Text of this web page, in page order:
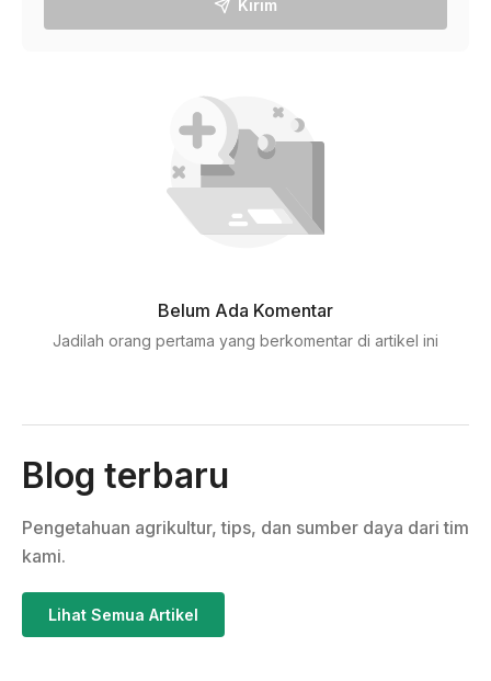
Kirim
Belum Ada Komentar
Jadilah orang pertama yang berkomentar di artikel ini
Blog terbaru
Pengetahuan agrikultur, tips, dan sumber daya dari tim
kami.
Lihat Semua Artikel